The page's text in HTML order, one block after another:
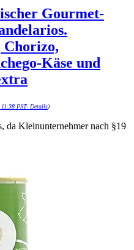
Gourmet-
Chorizo,
Käse und
PST- Details)
da Kleinunternehmer nach §19